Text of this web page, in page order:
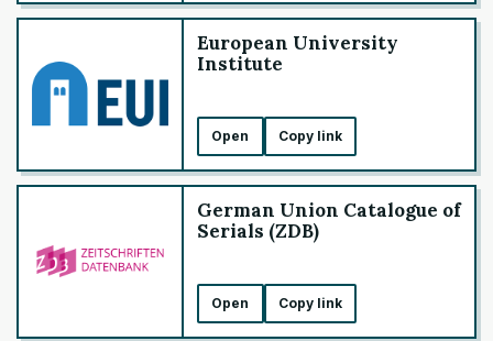
European University
Institute
Open Copy link
German Union Catalogue of
Serials (ZDB)
Open Copy link